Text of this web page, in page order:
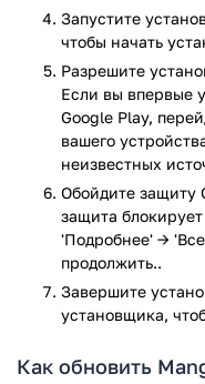
проблемах и
Очень важно выбрать
чтения. Это позволит
количество времени и
для вас отличное
самые нужные
Наслаждайтесь
и выбор вместе с
приложении вы
останетесь в нем на
мангу стало ещё
Основные
Запустите
чтобы начать
Разрешите
Если вы впервые
Google Play,
вашего
неизвестных
Обойдите защиту
защита
'Подробнее' →
продолжить..
Завершите
установщика,
Как обновить